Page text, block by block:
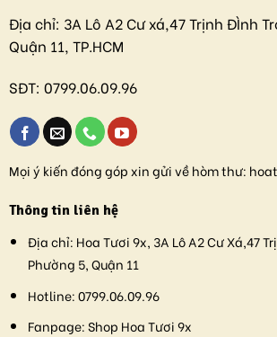
Địa chỉ: 3A Lô A2 Cư xá,47 Trịnh ĐÌnh
Quận 11, TP.HCM
SĐT: 0799.06.09.96
Mọi ý kiến đóng góp xin gửi về hòm thư:
Thông tin liên hệ
Địa chỉ: Hoa Tươi 9x, 3A Lô A2 Cư Xá,47
Phường 5, Quận 11
Hotline:0799.06.09.96
Fanpage:Shop Hoa Tươi 9x